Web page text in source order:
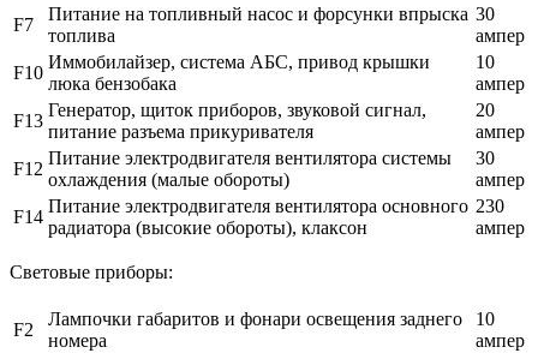
F7
Питание на топливный насос и форсунки впрыска
топлива
30
ампер
F10
Иммобилайзер, система АБС, привод крышки
люка бензобака
10
ампер
F13
Генератор, щиток приборов, звуковой сигнал,
питание разъема прикуривателя
20
ампер
F12
Питание электродвигателя вентилятора системы
охлаждения (малые обороты)
30
ампер
F14
Питание электродвигателя вентилятора основного
радиатора (высокие обороты), клаксон
230
ампер
Световые приборы:
F2
Лампочки габаритов и фонари освещения заднего
номера
10
ампер